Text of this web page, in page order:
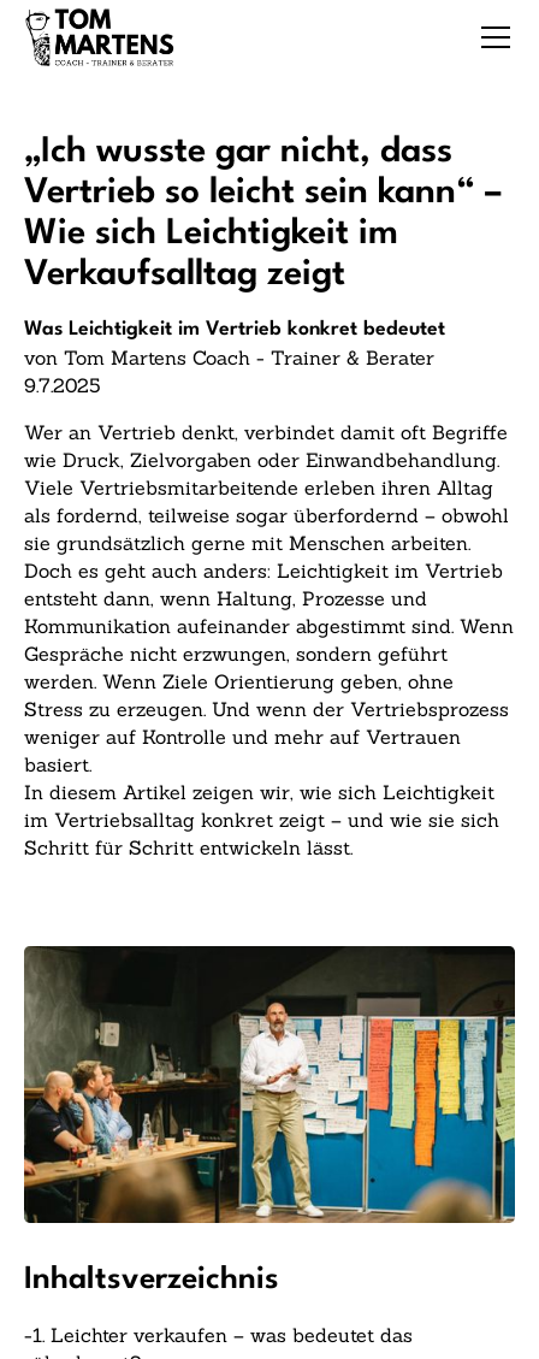
„Ich wusste gar nicht, dass
Vertrieb so leicht sein kann“ –
Wie sich Leichtigkeit im
Verkaufsalltag zeigt
Was Leichtigkeit im Vertrieb konkret bedeutet
von Tom Martens Coach - Trainer & Berater
9.7.2025
Wer an Vertrieb denkt, verbindet damit oft Begriffe
wie Druck, Zielvorgaben oder Einwandbehandlung.
Viele Vertriebsmitarbeitende erleben ihren Alltag
als fordernd, teilweise sogar überfordernd – obwohl
sie grundsätzlich gerne mit Menschen arbeiten.
Doch es geht auch anders: Leichtigkeit im Vertrieb
entsteht dann, wenn Haltung, Prozesse und
Kommunikation aufeinander abgestimmt sind. Wenn
Gespräche nicht erzwungen, sondern geführt
werden. Wenn Ziele Orientierung geben, ohne
Stress zu erzeugen. Und wenn der Vertriebsprozess
weniger auf Kontrolle und mehr auf Vertrauen
basiert.
In diesem Artikel zeigen wir, wie sich Leichtigkeit
im Vertriebsalltag konkret zeigt – und wie sie sich
Schritt für Schritt entwickeln lässt.
Inhaltsverzeichnis
-1. Leichter verkaufen – was bedeutet das